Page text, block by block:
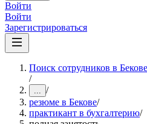
Войти
Войти
Зарегистрироваться
Поиск сотрудников в Бекове
/
... /
резюме в Бекове/
практикант в бухгалтерию/